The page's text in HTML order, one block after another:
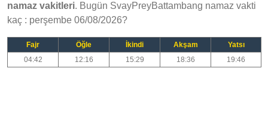
namaz vakitleri. Bugün SvayPreyBattambang namaz vakti
kaç : perşembe 06/08/2026?
Fajr Öğle İkindi Akşam
Yatsı
04:42
12:16 15:29 18:36 19:46